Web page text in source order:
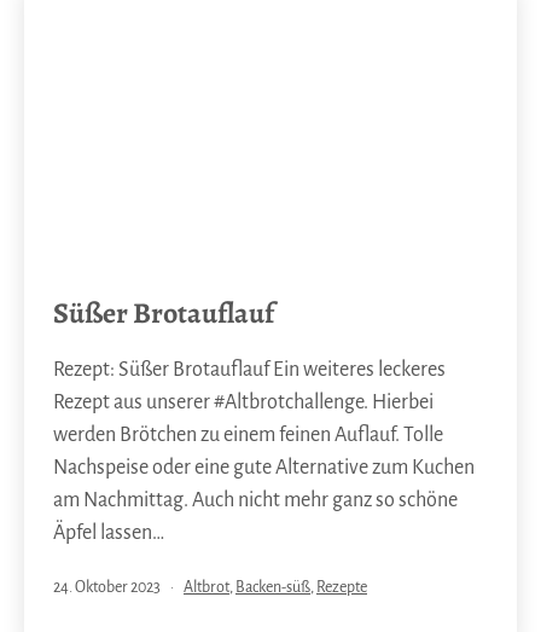
Süßer Brotauflauf
Rezept: Süßer Brotauflauf Ein weiteres leckeres
Rezept aus unserer #Altbrotchallenge. Hierbei
werden Brötchen zu einem feinen Auflauf. Tolle
Nachspeise oder eine gute Alternative zum Kuchen
am Nachmittag. Auch nicht mehr ganz so schöne
Äpfel lassen…
Veröffentlicht
24. Oktober 2023
Kategorisiert
Altbrot, Backen-süß, Rezepte